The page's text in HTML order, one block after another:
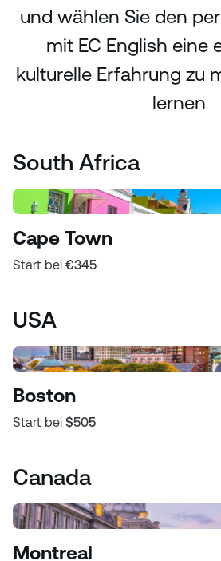
und wählen Sie den
mit EC English eine
kulturelle Erfahrung zu
lernen
South Africa
Cape Town
Start bei €345
USA
Boston
Start bei $505
Canada
Montreal